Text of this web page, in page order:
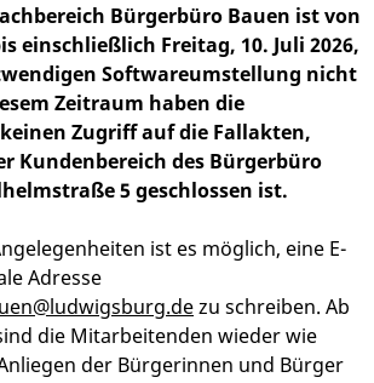
Bürgerbüro Bauen ist von
einschließlich Freitag, 10. Juli 2026,
Softwareumstellung nicht
Zeitraum haben die
Zugriff auf die Fallakten,
Kundenbereich des Bürgerbüro
5 geschlossen ist.
ist es möglich, eine E-
Adresse
zu schreiben. Ab
die Mitarbeitenden wieder wie
der Bürgerinnen und Bürger